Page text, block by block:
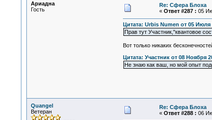
Ариадна
Гость
Re: Сфера Блоха
« Ответ #287 : 05
Цитата: Urbis Numen от 05 Июля
Прав тут Участник,"квантовое
Вот только никаких
Цитата: Участник от 08 Ноября
Не знаю как ваш, но мой опыт
Quangel
Ветеран
Re: Сфера Блоха
« Ответ #288 : 06